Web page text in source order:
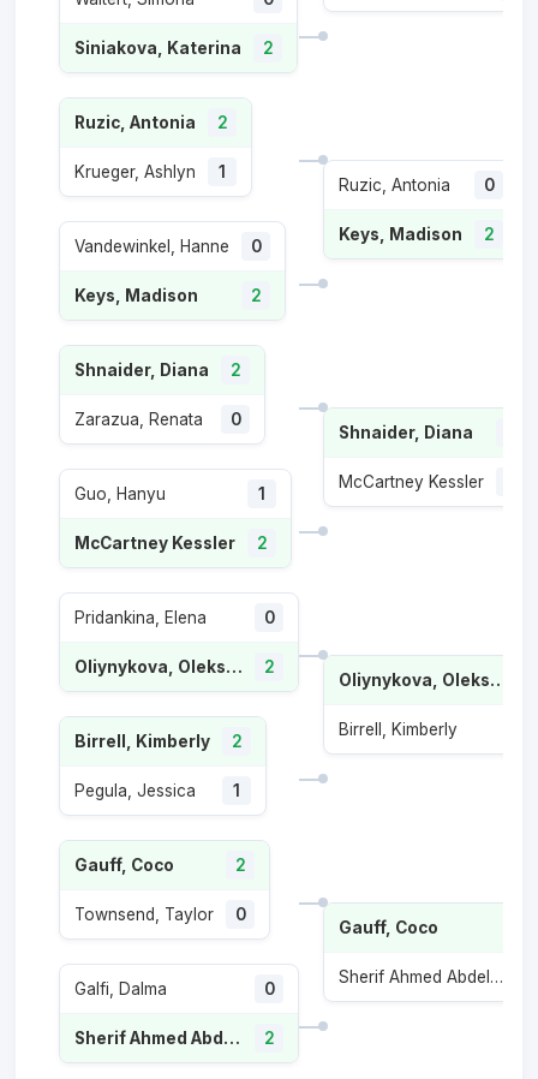
Siniakova, Katerina 2
Ruzic, Antonia 2
Krueger, Ashlyn 1
Vandewinkel, Hanne 0
Keys, Madison 2
Shnaider, Diana 2
Zarazua, Renata 0
Guo, Hanyu 1
McCartney Kessler 2
Pridankina, Elena 0
Oliynykova, Oleksandra 2
Birrell, Kimberly 2
Pegula, Jessica 1
Gauff, Coco 2
Townsend, Taylor 0
Galfi, Dalma 0
Sherif Ahmed Abdelaziz, Maiar 2
Ruzic, Antonia 0
Keys, Madison 2
Shnaider, Diana
McCartney Kessler
Oliynykova, Oleksandra
Birrell, Kimberly
Gauff, Coco
Sherif Ahmed Abdelaziz, Maiar